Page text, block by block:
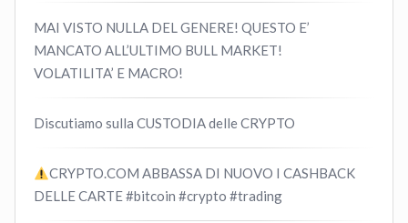
MAI VISTO NULLA DEL GENERE! QUESTO E’
MANCATO ALL’ULTIMO BULL MARKET!
VOLATILITA’ E MACRO!
Discutiamo sulla CUSTODIA delle CRYPTO
CRYPTO.COM ABBASSA DI NUOVO I CASHBACK
DELLE CARTE #bitcoin #crypto #trading